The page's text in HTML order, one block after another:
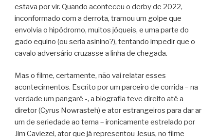
estava por vir. Quando aconteceu o derby de 2022,
inconformado com a derrota, tramou um golpe que
envolvia o hipódromo, muitos jóqueis, e uma parte do
gado equino (ou seria asinino?), tentando impedir que o
cavalo adversário cruzasse a linha de chegada.
Mas o filme, certamente, não vai relatar esses
acontecimentos. Escrito por um parceiro de corrida – na
verdade um pangaré -, a biografia teve direito até a
diretor (Cyrus Nowrasteh) e ator estrangeiros para dar ar
um de seriedade ao tema – ironicamente estrelado por
Jim Caviezel, ator que já representou Jesus, no filme